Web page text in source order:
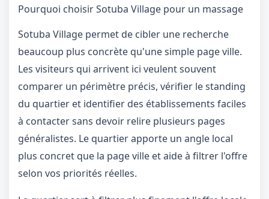
Pourquoi choisir Sotuba Village pour un massage
Sotuba Village permet de cibler une recherche
beaucoup plus concrète qu'une simple page ville.
Les visiteurs qui arrivent ici veulent souvent
comparer un périmètre précis, vérifier le standing
du quartier et identifier des établissements faciles
à contacter sans devoir relire plusieurs pages
généralistes. Le quartier apporte un angle local
plus concret que la page ville et aide à filtrer l'offre
selon vos priorités réelles.